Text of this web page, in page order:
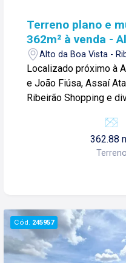
Terreno plano e
362m² à venda -
Vista
Alto da Boa Vista -
Localizado próximo à
e João Fiúsa, Assaí
Ribeirão Shopping e
Murado com portão; -
Desde 1987 esta é a
com nossos
Somos uma imobiliária
tradicionalidade com o
comercial da
362.88
Terreno
Cód. 245957